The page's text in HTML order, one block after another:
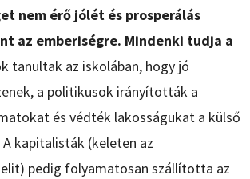
nem érő jólét és prosperálás
az emberiségre. Mindenki tudja a
tanultak az iskolában, hogy jó
a politikusok irányították a
és védték lakosságukat a külső
kapitalisták (keleten az
pedig folyamatosan szállította az